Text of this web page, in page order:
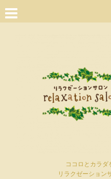
ココロとカラダ
リラクゼーション